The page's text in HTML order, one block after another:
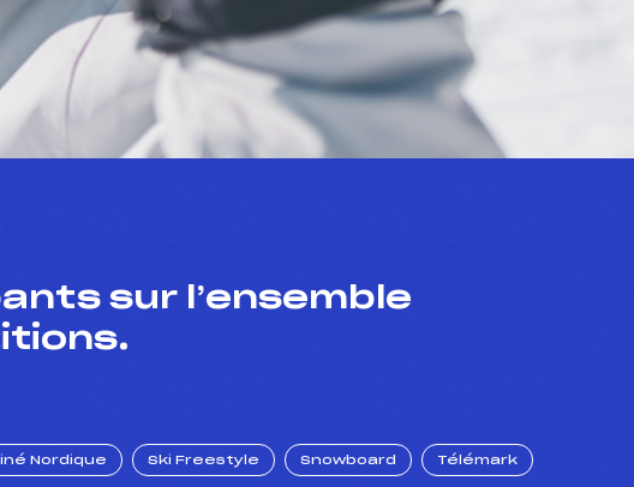
sur l’ensemble
Nordique Ski Freestyle Snowboard Télémark